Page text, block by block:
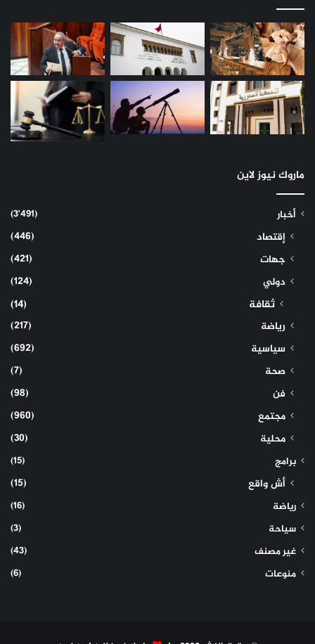
ماروك نيوز لاين
أخبار (3٬491)
إقتصاد
(446)
جهات
(421)
دولي
(124)
ثقافة (14)
رياضة
(217)
سياسية
(692)
صحة
(7)
فن
(98)
مجتمع
(960)
محلية
(30)
برامج (15)
أش واقع (15)
رياضة
(16)
سياحة
(3)
غير مصنف
(43)
منوعات
(6)